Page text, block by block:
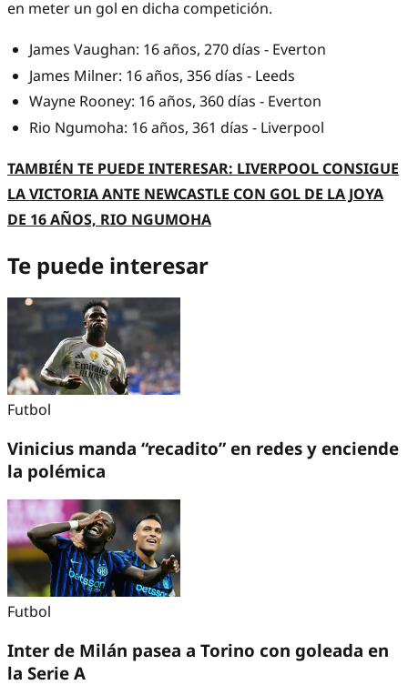
en meter un gol en dicha competición.
James Vaughan: 16 años, 270 días - Everton
James Milner: 16 años, 356 días - Leeds
Wayne Rooney: 16 años, 360 días - Everton
Rio Ngumoha: 16 años, 361 días - Liverpool
TAMBIÉN TE PUEDE INTERESAR: LIVERPOOL CONSIGUE
LA VICTORIA ANTE NEWCASTLE CON GOL DE LA JOYA
DE 16 AÑOS, RIO NGUMOHA
Te puede interesar
Futbol
Vinicius manda “recadito” en redes y enciende
la polémica
Futbol
Inter de Milán pasea a Torino con goleada en
la Serie A